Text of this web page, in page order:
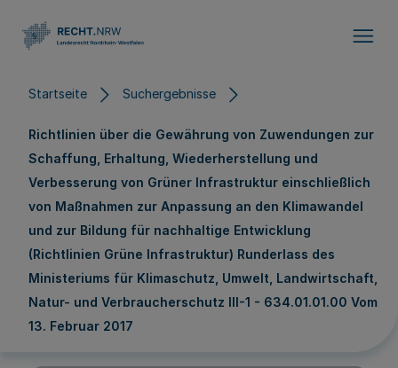
Startseite Suchergebnisse
Richtlinien über die Gewährung von Zuwendungen zur
Schaffung, Erhaltung, Wiederherstellung und
Verbesserung von Grüner Infrastruktur einschließlich
von Maßnahmen zur Anpassung an den Klimawandel
und zur Bildung für nachhaltige Entwicklung
(Richtlinien Grüne Infrastruktur) Runderlass des
Ministeriums für Klimaschutz, Umwelt, Landwirtschaft,
Natur- und Verbraucherschutz III-1 - 634.01.01.00 Vom
13. Februar 2017